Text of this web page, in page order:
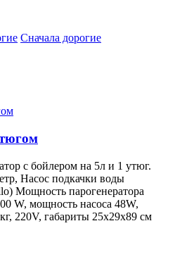
Сначала дорогие
с бойлером на 5л и 1 утюг.
Насос подкачки воды
Мощность парогенератора
W, мощность насоса 48W,
220V, габариты 25х29х89 см